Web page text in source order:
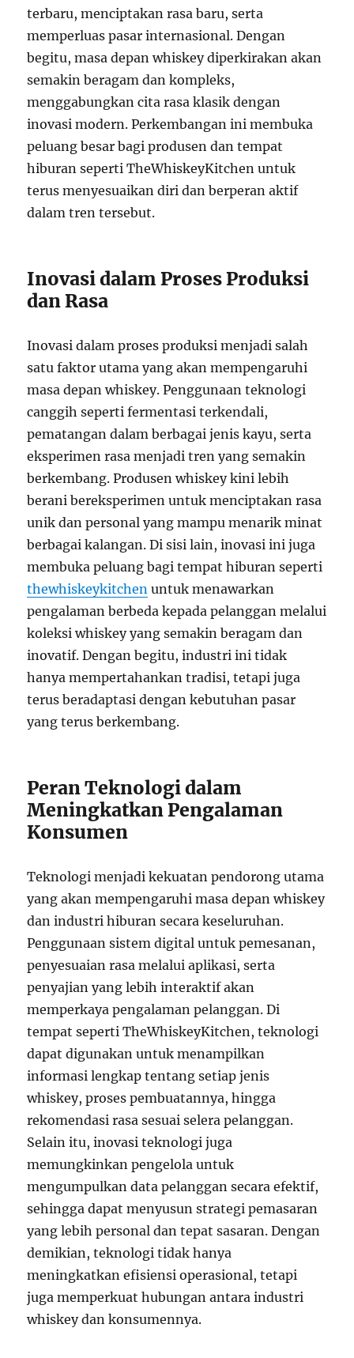
terbaru, menciptakan rasa baru, serta
memperluas pasar internasional. Dengan
begitu, masa depan whiskey diperkirakan akan
semakin beragam dan kompleks,
menggabungkan cita rasa klasik dengan
inovasi modern. Perkembangan ini membuka
peluang besar bagi produsen dan tempat
hiburan seperti TheWhiskeyKitchen untuk
terus menyesuaikan diri dan berperan aktif
dalam tren tersebut.
Inovasi dalam Proses Produksi
dan Rasa
Inovasi dalam proses produksi menjadi salah
satu faktor utama yang akan mempengaruhi
masa depan whiskey. Penggunaan teknologi
canggih seperti fermentasi terkendali,
pematangan dalam berbagai jenis kayu, serta
eksperimen rasa menjadi tren yang semakin
berkembang. Produsen whiskey kini lebih
berani bereksperimen untuk menciptakan rasa
unik dan personal yang mampu menarik minat
berbagai kalangan. Di sisi lain, inovasi ini juga
membuka peluang bagi tempat hiburan seperti
thewhiskeykitchen untuk menawarkan
pengalaman berbeda kepada pelanggan melalui
koleksi whiskey yang semakin beragam dan
inovatif. Dengan begitu, industri ini tidak
hanya mempertahankan tradisi, tetapi juga
terus beradaptasi dengan kebutuhan pasar
yang terus berkembang.
Peran Teknologi dalam
Meningkatkan Pengalaman
Konsumen
Teknologi menjadi kekuatan pendorong utama
yang akan mempengaruhi masa depan whiskey
dan industri hiburan secara keseluruhan.
Penggunaan sistem digital untuk pemesanan,
penyesuaian rasa melalui aplikasi, serta
penyajian yang lebih interaktif akan
memperkaya pengalaman pelanggan. Di
tempat seperti TheWhiskeyKitchen, teknologi
dapat digunakan untuk menampilkan
informasi lengkap tentang setiap jenis
whiskey, proses pembuatannya, hingga
rekomendasi rasa sesuai selera pelanggan.
Selain itu, inovasi teknologi juga
memungkinkan pengelola untuk
mengumpulkan data pelanggan secara efektif,
sehingga dapat menyusun strategi pemasaran
yang lebih personal dan tepat sasaran. Dengan
demikian, teknologi tidak hanya
meningkatkan efisiensi operasional, tetapi
juga memperkuat hubungan antara industri
whiskey dan konsumennya.